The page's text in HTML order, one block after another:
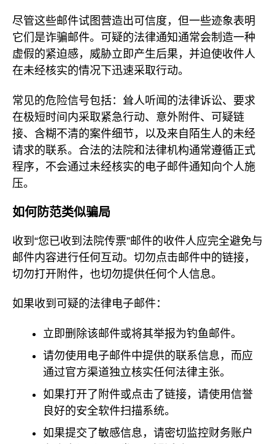
尽管这些邮件试图营造出可信度，但一些迹象表明
它们是诈骗邮件。可疑的法律通知通常会制造一种
虚假的紧迫感，威胁立即产生后果，并迫使收件人
在未经核实的情况下迅速采取行动。
常见的危险信号包括：耸人听闻的法律诉讼、要求
在极短时间内采取紧急行动、意外附件、可疑链
接、含糊不清的案件细节，以及来自陌生人的未经
请求的联系。合法的法院和法律机构通常遵循正式
程序，不会通过未经核实的电子邮件通知向个人施
压。
如何防范类似骗局
收到“您已收到法院传票”邮件的收件人应完全避免与
邮件内容进行任何互动。切勿点击邮件中的链接，
切勿打开附件，也切勿提供任何个人信息。
如果收到可疑的法律电子邮件：
立即删除该邮件或将其举报为钓鱼邮件。
请勿使用电子邮件中提供的联系信息，而应
通过官方渠道独立核实任何法律主张。
如果打开了附件或点击了链接，请使用信誉
良好的安全软件扫描系统。
如果提交了敏感信息，请密切监控财务账户